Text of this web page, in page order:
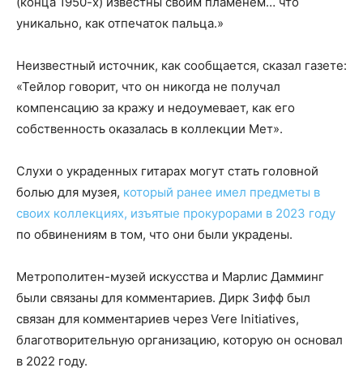
уникально, как отпечаток пальца.»
Неизвестный источник, как сообщается, сказал газете:
«Тейлор говорит, что он никогда не получал
компенсацию за кражу и недоумевает, как его
собственность оказалась в коллекции Мет».
Слухи о украденных гитарах могут стать головной
болью для музея, который ранее имел предметы в
своих коллекциях, изъятые прокурорами в 2023 году
по обвинениям в том, что они были украдены.
Метрополитен-музей искусства и Марлис Дамминг
были связаны для комментариев. Дирк Зифф был
связан для комментариев через Vere Initiatives,
благотворительную организацию, которую он основал
в 2022 году.